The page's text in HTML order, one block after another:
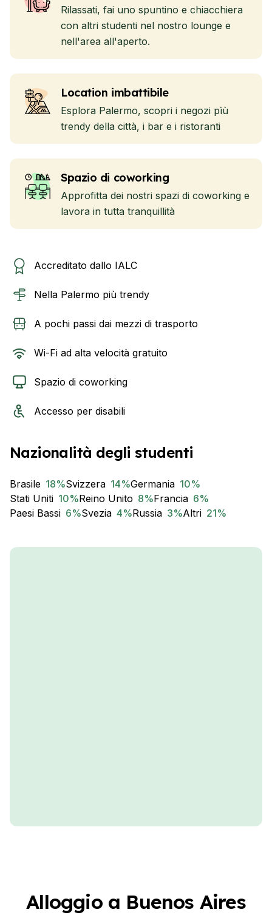
Rilassati, fai uno spuntino e chiacchiera
con altri studenti nel nostro lounge e
nell'area all'aperto.
Location imbattibile
Esplora Palermo, scopri i negozi pìù
trendy della città, i bar e i ristoranti
Spazio di coworking
Approfitta dei nostri spazi di coworking e
lavora in tutta tranquillità
Accreditato dallo IALC
Nella Palermo più trendy
A pochi passi dai mezzi di trasporto
Wi-Fi ad alta velocità gratuito
Spazio di coworking
Accesso per disabili
Nazionalità degli studenti
Brasile 18%Svizzera 14%Germania 10%
Stati Uniti 10%Reino Unito 8%Francia 6%
Paesi Bassi 6%Svezia 4%Russia 3%Altri 21%
Alloggio a Buenos Aires